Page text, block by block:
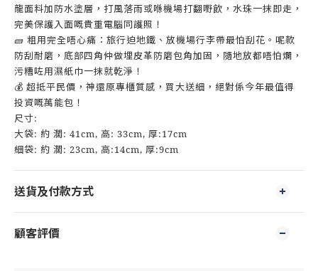
龍面料加防水塗層，打風落雨或喺機場打翻嘢飲，水珠一抹即走，
完美保護入面嘅貴重電腦同護照！
🧱 粗用完全唔心痛：旅行迫地鐵、放機場行李帶最怕刮花。呢款
防刮耐磨，底部四角仲做埋皮革防磨包角加固，隨地放都唔怕爛，
污糟咗用濕紙巾一抹就乾淨！
💰 超抵平民價，神還原專櫃質感，買大送細，絕對係今年最值得
投資嘅萬能包！
尺寸:
大袋: 約 濶: 41cm, 高: 33cm, 厚:17cm
細袋: 約 濶: 23cm, 高:14cm, 厚:9cm
送貨及付款方式
顧客評價